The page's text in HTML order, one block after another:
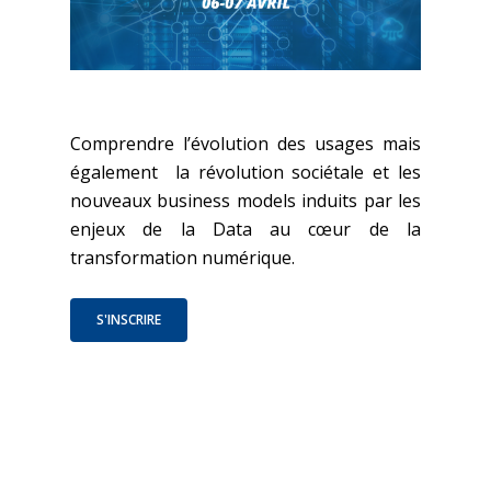
Comprendre l’évolution des usages mais
également la révolution sociétale et les
nouveaux business models induits par les
enjeux de la Data au cœur de la
transformation numérique.
S'INSCRIRE